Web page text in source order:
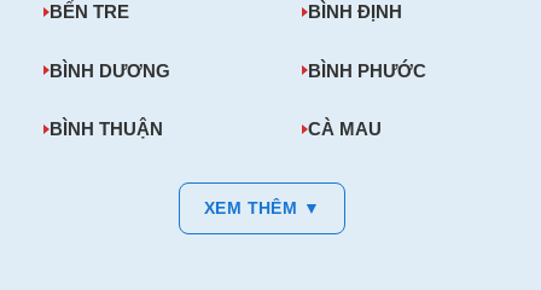
BẾN TRE BÌNH ĐỊNH
BÌNH DƯƠNG BÌNH PHƯỚC
BÌNH THUẬN CÀ MAU
XEM THÊM ▼